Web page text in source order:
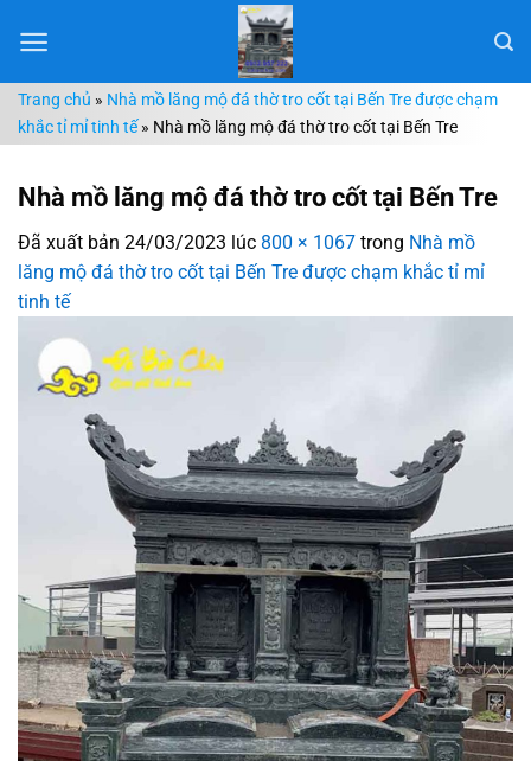
đến
dungTrang chủ » Nhà mồ lăng mộ đá thờ tro cốt tại Bến Tre được chạm
khắc tỉ mỉ tinh tế» Nhà mồ lăng mộ đá thờ tro cốt tại Bến Tre
Nhà mồ lăng mộ đá thờ tro cốt tại Bến Tre
Đã xuất bản 24/03/2023 lúc 800 × 1067 trong Nhà mồ
lăng mộ đá thờ tro cốt tại Bến Tre được chạm khắc tỉ mỉ
tinh tế